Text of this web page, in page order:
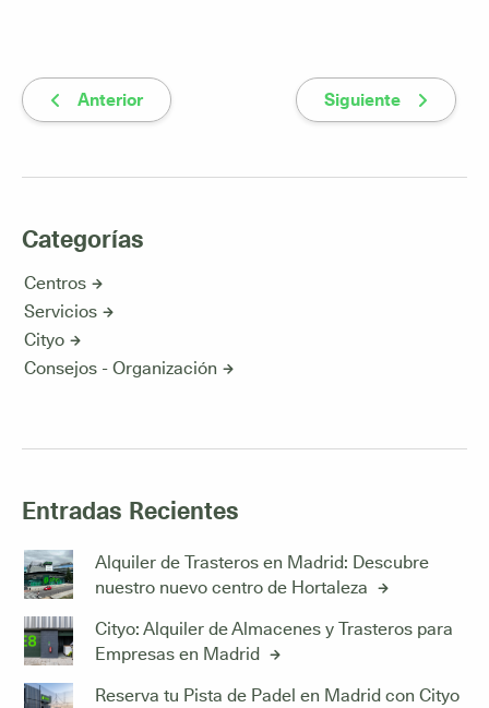
Anterior Siguiente
Categorías
Centros
Servicios
Cityo
Consejos - Organización
Entradas Recientes
Alquiler de Trasteros en Madrid: Descubre
nuestro nuevo centro de Hortaleza
Cityo: Alquiler de Almacenes y Trasteros para
Empresas en Madrid
Reserva tu Pista de Padel en Madrid con Cityo